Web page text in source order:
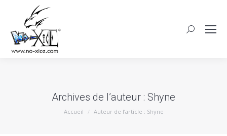
Archives de l’auteur : Shyne
Vous êtes ici :
Accueil Auteur de l’article : Shyne